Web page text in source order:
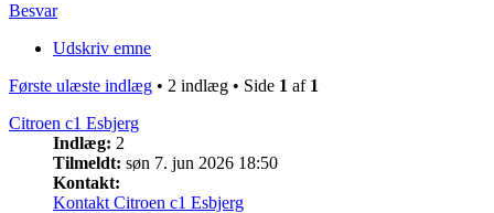
Besvar
Udskriv emne
Første ulæste indlæg • 2 indlæg • Side 1 af 1
Citroen c1 Esbjerg
Indlæg: 2
Tilmeldt: søn 7. jun 2026 18:50
Kontakt:
Kontakt Citroen c1 Esbjerg